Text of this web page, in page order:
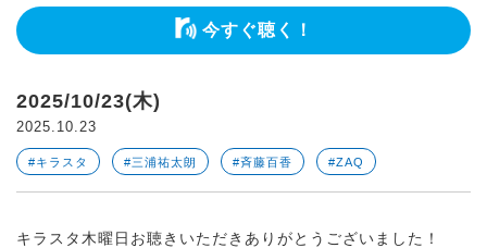
今すぐ聴く！
2025/10/23(木)
2025.10.23
#キラスタ #三浦祐太朗 #斉藤百香 #ZAQ
キラスタ木曜日お聴きいただきありがとうございました！